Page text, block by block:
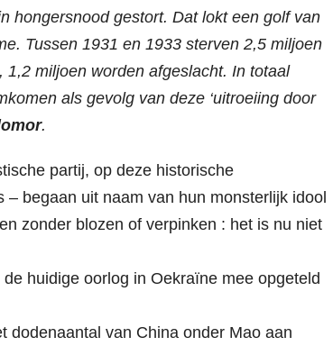
hongersnood gestort. Dat lokt een golf van
Tussen 1931 en 1933 sterven 2,5 miljoen
miljoen worden afgeslacht. In totaal
als gevolg van deze ‘uitroeiing door
.
partij, op deze historische
begaan uit naam van hun monsterlijk idool
zonder blozen of verpinken : het is nu niet
huidige oorlog in Oekraïne mee opgeteld
dodenaantal van China onder Mao aan